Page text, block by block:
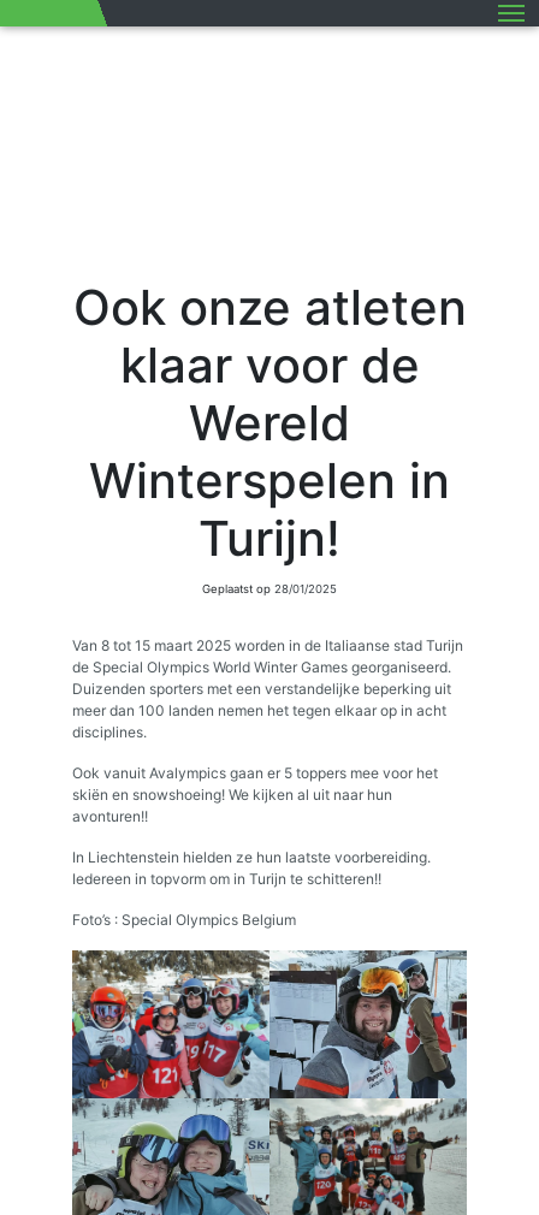
Ook onze atleten
klaar voor de
Wereld
Winterspelen in
Turijn!
Geplaatst op 28/01/2025
Van 8 tot 15 maart 2025 worden in de Italiaanse stad Turijn
de Special Olympics World Winter Games georganiseerd.
Duizenden sporters met een verstandelijke beperking uit
meer dan 100 landen nemen het tegen elkaar op in acht
disciplines.
Ook vanuit Avalympics gaan er 5 toppers mee voor het
skiën en snowshoeing! We kijken al uit naar hun
avonturen!!
In Liechtenstein hielden ze hun laatste voorbereiding.
Iedereen in topvorm om in Turijn te schitteren!!
Foto’s : Special Olympics Belgium